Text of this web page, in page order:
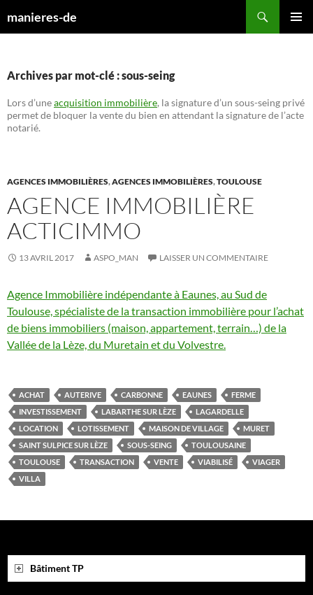
au
manieres-de
Archives par mot-clé : sous-seing
Lors d’uneacquisition immobilière, la signature d’un sous-seing privé
permet de bloquer la vente du bien en attendant la signature de l’acte
notarié.
AGENCES IMMOBILIÈRES,AGENCES IMMOBILIÈRES,TOULOUSE
AGENCE IMMOBILIÈRE
ACTICIMMO
13 AVRIL 2017 ASPO_MAN LAISSER UN COMMENTAIRE
Agence Immobilière indépendante à Eaunes, au Sud de
Toulouse, spécialiste de la transaction immobilière pour l’achat
de biens immobiliers (maison, appartement, terrain…) de la
Vallée de la Lèze, du Muretain et du Volvestre.
ACHAT AUTERIVE CARBONNE EAUNES
FERME
INVESTISSEMENT
LABARTHE SUR LÈZE
LAGARDELLE
LOCATION
LOTISSEMENT MAISON DE VILLAGE
MURET
SAINT SULPICE SUR LÈZE
SOUS-SEING
TOULOUSAINE
TOULOUSE
TRANSACTION VENTE VIABILISÉ
VIAGER
VILLA
Bâtiment TP